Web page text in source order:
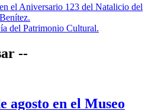
el Aniversario 123 del Natalicio del
del Patrimonio Cultural.
--
agosto en el Museo